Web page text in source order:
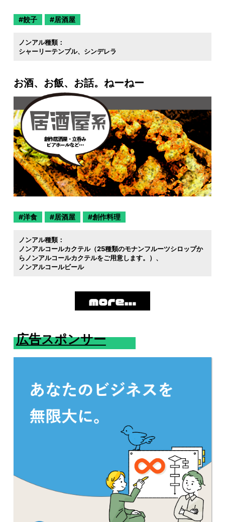
餃子 居酒屋
ノンアル種類：
シャーリーテンプル
シンデレラ
お酒、お飯、お話。ねーねー
洋食 居酒屋 創作料理
ノンアル種類：
ノンアルコールカクテル（25種類のモナンフルーツシロップか
らノンアルコールカクテルをご用意します。）
ノンアルコールビール
広告スポンサー